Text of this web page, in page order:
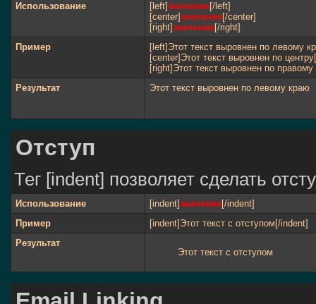
Использование [left]значение[/left]
[center]значение[/center]
[right]значение[/right]
Пример
[left]Этот текст выровнен по левому
[center]Этот текст выровнен по
[right]Этот текст выровнен по
Результат
Этот текст выровнен по левому краю
Отступ
Тег [indent] позволяет сделать
Использование [indent]значение[/indent]
Пример
[indent]Этот текст с отступом[/indent]
Результат
Этот текст с отступом